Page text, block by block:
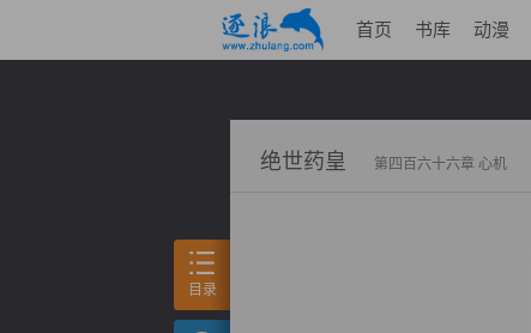
首页 书库 动漫
绝世药皇 第四百六十六章 心机
目录